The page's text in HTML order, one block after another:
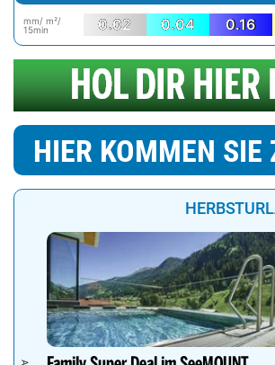
mm/ m²/
15min
0.02 0.04 0.16
HIER KOMMEN SIE